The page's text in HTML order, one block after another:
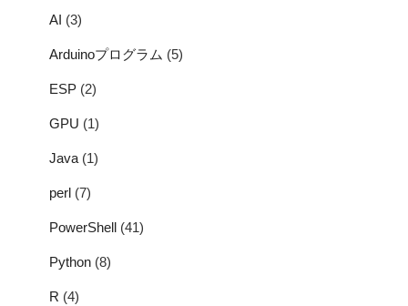
AI (3)
Arduinoプログラム (5)
ESP (2)
GPU (1)
Java (1)
perl (7)
PowerShell (41)
Python (8)
R (4)